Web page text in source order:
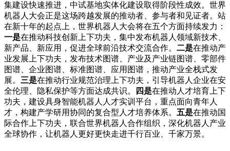
集建设快速推进，中试基地实体化建设取得阶段性成效。世界
机器人大会正是这场跨越发展的推动者、参与者和见证者。站
在新十年的起点上，世界机器人大会将在五个方面持续发力：
一是在推动科技创新上下功夫，集中发布机器人领域新技术、
新产品、新应用，促进全球前沿技术交流合作。 二是在推动产
业发展上下功夫，发布技术图谱、产业及产业链图谱、零部件
图谱、企业图谱、标准图谱、应用图谱，推动产业全栈式发
展。 三是在推动行业规范治理上下功夫，引导机器人企业在安
全伦理、隐私保护等方面达成共识。
四是在推动人才培育上下
功夫，建设具身智能机器人人才实训平台，重点面向青年人
才，构建产学研用协同的复合型人才培养体系。 五是在推动国
际合作上下功夫，联合世界机器人合作组织，深化机器人产业
全球协作，让机器人更好更快走进千行百业、千家万景。